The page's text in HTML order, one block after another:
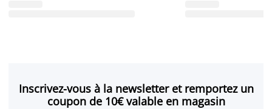
Inscrivez-vous à la newsletter et remportez un
coupon de 10€ valable en magasin